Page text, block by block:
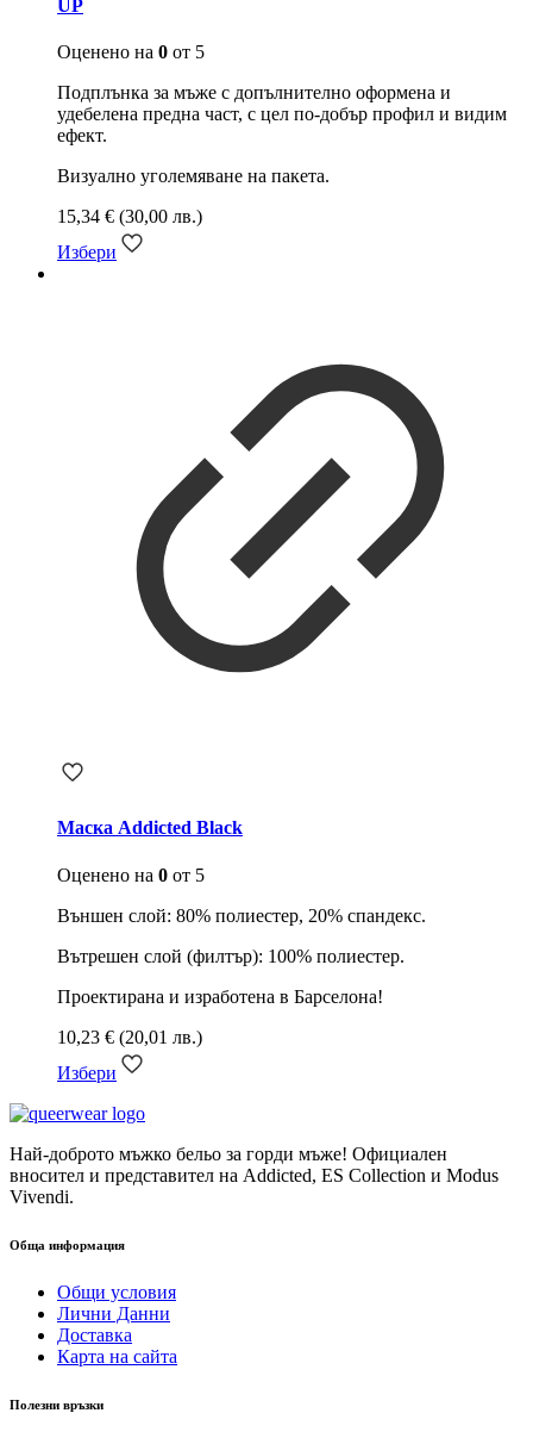
UP
Оценено на 0 от 5
Подплънка за мъже с допълнително оформена и
удебелена предна част, с цел по-добър профил и видим
ефект.
Визуално уголемяване на пакета.
15,34 € (30,00 лв.)
Избери
Маска Addicted Black
Оценено на 0 от 5
Външен слой: 80% полиестер, 20% спандекс.
Вътрешен слой (филтър): 100% полиестер.
Проектирана и изработена в Барселона!
10,23 € (20,01 лв.)
Избери
Най-доброто мъжко бельо за горди мъже! Официален
вносител и представител на Addicted, ES Collection и Modus
Vivendi.
Обща информация
Общи условия
Лични Данни
Доставка
Карта на сайта
Полезни връзки